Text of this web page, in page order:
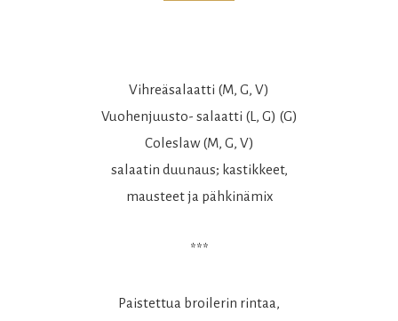
Vihreäsalaatti (M, G, V)
Vuohenjuusto- salaatti (L, G) (G)
Coleslaw (M, G, V)
salaatin duunaus; kastikkeet,
mausteet ja pähkinämix
***
Paistettua broilerin rintaa,